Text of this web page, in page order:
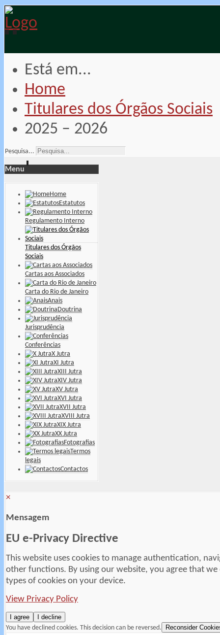
Está em...
Home
Titulares dos Órgãos Sociais
2025 – 2026
Pesquisa...
Menu
Home
Estatutos
Regulamento Interno
Titulares dos Órgãos
Sociais
Cartas aos Associados
Carta do Rio de Janeiro
Anais
Doutrina
Jurisprudência
Conferências
X Jutra
XI Jutra
XIII Jutra
XIV Jutra
XV Jutra
XVI Jutra
XVII Jutra
XVIII Jutra
XIX Jutra
XX Jutra
Fotografias
Termos
legais
Contactos
×
Mensagem
EU e-Privacy Directive
This website uses cookies to manage authentication,
other functions. By using our website, you agree that we
types of cookies on your device.
View Privacy Policy
I agree
I decline
You have declined cookies. This decision can be reversed.
Reconsider